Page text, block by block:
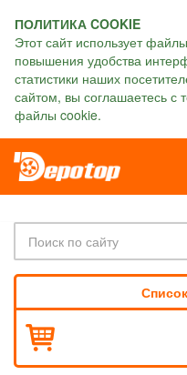
ПОЛИТИКА COOKIE
Этот сайт использует
повышения удобства
статистики наших
сайтом, вы соглашаетесь с
файлы cookie.